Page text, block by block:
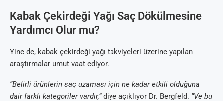
Kabak Çekirdeği Yağı Saç Dökülmesine
Yardımcı Olur mu?
Yine de, kabak çekirdeği yağı takviyeleri üzerine yapılan
araştırmalar umut vaat ediyor.
“Belirli ürünlerin saç uzaması için ne kadar etkili olduğuna
dair farklı kategoriler vardır,”diye açıklıyor Dr. Bergfeld. “Ve bu